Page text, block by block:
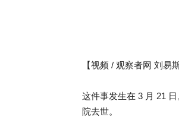
【视频 / 观察者网 刘易斯
这件事发生在 3 月 21
院去世。